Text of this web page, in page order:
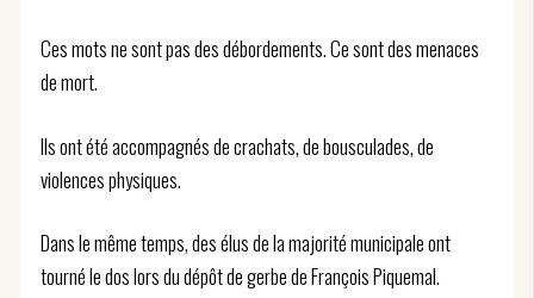
Ces mots ne sont pas des débordements. Ce sont des menaces
de mort.
Ils ont été accompagnés de crachats, de bousculades, de
violences physiques.
Dans le même temps, des élus de la majorité municipale ont
tourné le dos lors du dépôt de gerbe de François Piquemal.